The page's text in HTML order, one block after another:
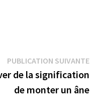
:
PUBLICATION SUIVANTE
de la signification
de monter un âne